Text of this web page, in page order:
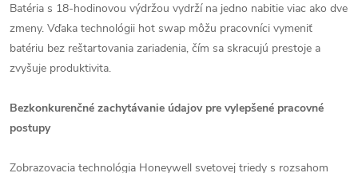
Batéria s 18-hodinovou výdržou vydrží na jedno nabitie viac ako dve
zmeny. Vďaka technológii hot swap môžu pracovníci vymeniť
batériu bez reštartovania zariadenia, čím sa skracujú prestoje a
zvyšuje produktivita.
Bezkonkurenčné zachytávanie údajov pre vylepšené pracovné
postupy
Zobrazovacia technológia Honeywell svetovej triedy s rozsahom